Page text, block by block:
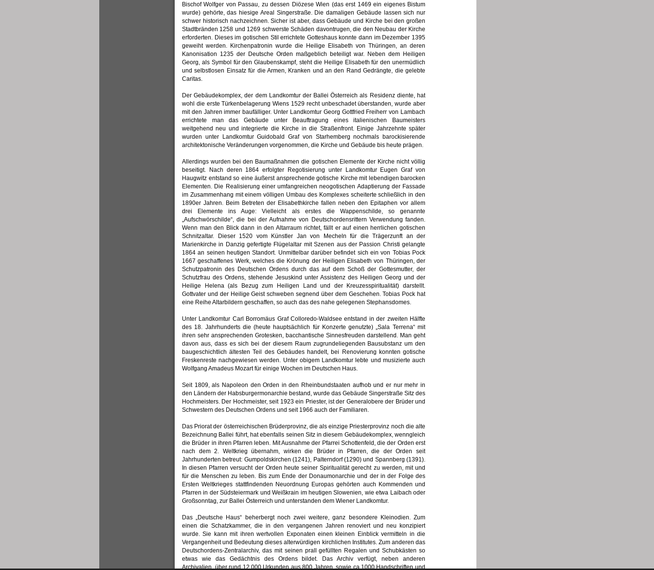
Bischof Wolfger von Passau, zu dessen Diözese Wien (das erst 1469 ein eigenes Bistum
wurde) gehörte, das hiesige Areal Singerstraße. Die damaligen Gebäude lassen sich nur
schwer historisch nachzeichnen. Sicher ist aber, dass Gebäude und Kirche bei den großen
Stadtbränden 1258 und 1269 schwerste Schäden davontrugen, die den Neubau der Kirche
erforderten. Dieses im gotischen Stil errichtete Gotteshaus konnte dann im Dezember 1395
geweiht werden. Kirchenpatronin wurde die Heilige Elisabeth von Thüringen, an deren
Kanonisation 1235 der Deutsche Orden maßgeblich beteiligt war. Neben dem Heiligen
Georg, als Symbol für den Glaubenskampf, steht die Heilige Elisabeth für den unermüdlich
und selbstlosen Einsatz für die Armen, Kranken und an den Rand Gedrängte, die gelebte
Caritas.
Der Gebäudekomplex, der dem Landkomtur der Ballei Österreich als Residenz diente, hat
wohl die erste Türkenbelagerung Wiens 1529 recht unbeschadet überstanden, wurde aber
mit den Jahren immer baufälliger. Unter Landkomtur Georg Gottfried Freiherr von Lambach
errichtete man das Gebäude unter Beauftragung eines italienischen Baumeisters
weitgehend neu und integrierte die Kirche in die Straßenfront. Einige Jahrzehnte später
wurden unter Landkomtur Guidobald Graf von Starhemberg nochmals barockisierende
architektonische Veränderungen vorgenommen, die Kirche und Gebäude bis heute prägen.
Allerdings wurden bei den Baumaßnahmen die gotischen Elemente der Kirche nicht völlig
beseitigt. Nach deren 1864 erfolgter Regotisierung unter Landkomtur Eugen Graf von
Haugwitz entstand so eine äußerst ansprechende gotische Kirche mit lebendigen barocken
Elementen. Die Realisierung einer umfangreichen neogotischen Adaptierung der Fassade
im Zusammenhang mit einem völligen Umbau des Komplexes scheiterte schließlich in den
1890er Jahren. Beim Betreten der Elisabethkirche fallen neben den Epitaphen vor allem
drei Elemente ins Auge: Vielleicht als erstes die Wappenschilde, so genannte
„Aufschwörschilde“, die bei der Aufnahme von Deutschordensrittern Verwendung fanden.
Wenn man den Blick dann in den Altarraum richtet, fällt er auf einen herrlichen gotischen
Schnitzaltar. Dieser 1520 vom Künstler Jan von Mecheln für die Trägerzunft an der
Marienkirche in Danzig gefertigte Flügelaltar mit Szenen aus der Passion Christi gelangte
1864 an seinen heutigen Standort. Unmittelbar darüber befindet sich ein von Tobias Pock
1667 geschaffenes Werk, welches die Krönung der Heiligen Elisabeth von Thüringen, der
Schutzpatronin des Deutschen Ordens durch das auf dem Schoß der Gottesmutter, der
Schutzfrau des Ordens, stehende Jesuskind unter Assistenz des Heiligen Georg und der
Heilige Helena (als Bezug zum Heiligen Land und der Kreuzesspiritualität) darstellt.
Gottvater und der Heilige Geist schweben segnend über dem Geschehen. Tobias Pock hat
eine Reihe Altarbildern geschaffen, so auch das des nahe gelegenen Stephansdomes.
Unter Landkomtur Carl Borromäus Graf Colloredo-Waldsee entstand in der zweiten Hälfte
des 18. Jahrhunderts die (heute hauptsächlich für Konzerte genutzte) „Sala Terrena“ mit
ihren sehr ansprechenden Grotesken, bacchantische Sinnesfreuden darstellend. Man geht
davon aus, dass es sich bei der diesem Raum zugrundeliegenden Bausubstanz um den
baugeschichtlich ältesten Teil des Gebäudes handelt, bei Renovierung konnten gotische
Freskenreste nachgewiesen werden. Unter obigem Landkomtur lebte und musizierte auch
Wolfgang Amadeus Mozart für einige Wochen im Deutschen Haus.
Seit 1809, als Napoleon den Orden in den Rheinbundstaaten aufhob und er nur mehr in
den Ländern der Habsburgermonarchie bestand, wurde das Gebäude Singerstraße Sitz des
Hochmeisters. Der Hochmeister, seit 1923 ein Priester, ist der Generalobere der Brüder und
Schwestern des Deutschen Ordens und seit 1966 auch der Familiaren.
Das Priorat der österreichischen Brüderprovinz, die als einzige Priesterprovinz noch die alte
Bezeichnung Ballei führt, hat ebenfalls seinen Sitz in diesem Gebäudekomplex, wenngleich
die Brüder in ihren Pfarren leben. Mit Ausnahme der Pfarrei Schottenfeld, die der Orden erst
nach dem 2. Weltkrieg übernahm, wirken die Brüder in Pfarren, die der Orden seit
Jahrhunderten betreut: Gumpoldskirchen (1241), Palterndorf (1290) und Spannberg (1391).
In diesen Pfarren versucht der Orden heute seiner Spiritualität gerecht zu werden, mit und
für die Menschen zu leben. Bis zum Ende der Donaumonarchie und der in der Folge des
Ersten Weltkrieges stattfindenden Neuordnung Europas gehörten auch Kommenden und
Pfarren in der Südsteiermark und Weißkrain im heutigen Slowenien, wie etwa Laibach oder
Großsonntag, zur Ballei Österreich und unterstanden dem Wiener Landkomtur.
Das „Deutsche Haus“ beherbergt noch zwei weitere, ganz besondere Kleinodien. Zum
einen die Schatzkammer, die in den vergangenen Jahren renoviert und neu konzipiert
wurde. Sie kann mit ihren wertvollen Exponaten einen kleinen Einblick vermitteln in die
Vergangenheit und Bedeutung dieses alterwürdigen kirchlichen Institutes. Zum anderen das
Deutschordens-Zentralarchiv, das mit seinen prall gefüllten Regalen und Schubkästen so
etwas wie das Gedächtnis des Ordens bildet. Das Archiv verfügt, neben anderen
Archivalien, über rund 12.000 Urkunden aus 800 Jahren, sowie ca.1000 Handschriften und